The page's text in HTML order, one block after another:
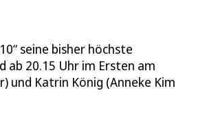
seine bisher höchste
ab 20.15 Uhr im Ersten am
und Katrin König (Anneke Kim